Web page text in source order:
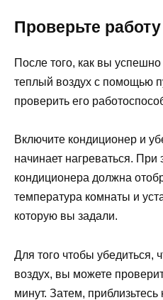
Проверьте
После того, как вы
теплый воздух с помощью
проверить его
Включите кондиционер и
начинает нагреваться. При
кондиционера должна
температура комнаты и
которую вы задали.
Для того чтобы убедиться,
воздух, вы можете
минут. Затем,